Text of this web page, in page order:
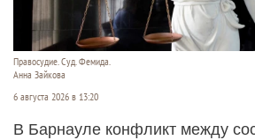
Правосудие. Суд. Фемида.
Анна Зайкова
6 августа 2026 в 13:20
В Барнауле конфликт между